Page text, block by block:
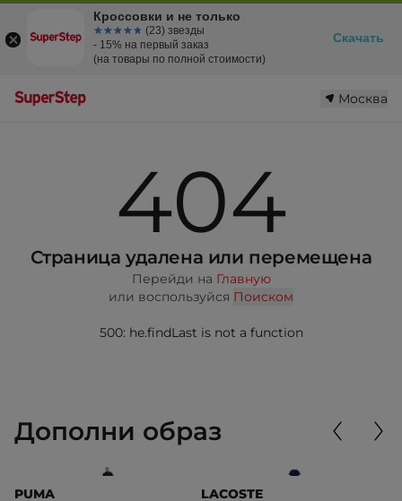
Москва
404
Страница удалена или перемещена
Перейди на Главную
или воспользуйся Поиском
500: he.findLast is not a function
Дополни образ
PUMA LACOSTE
Кроссовки и не только
☆☆☆☆☆
★★★★★ (23) звезды
- 15% на первый заказ
(на товары по полной стоимости)
Скачать